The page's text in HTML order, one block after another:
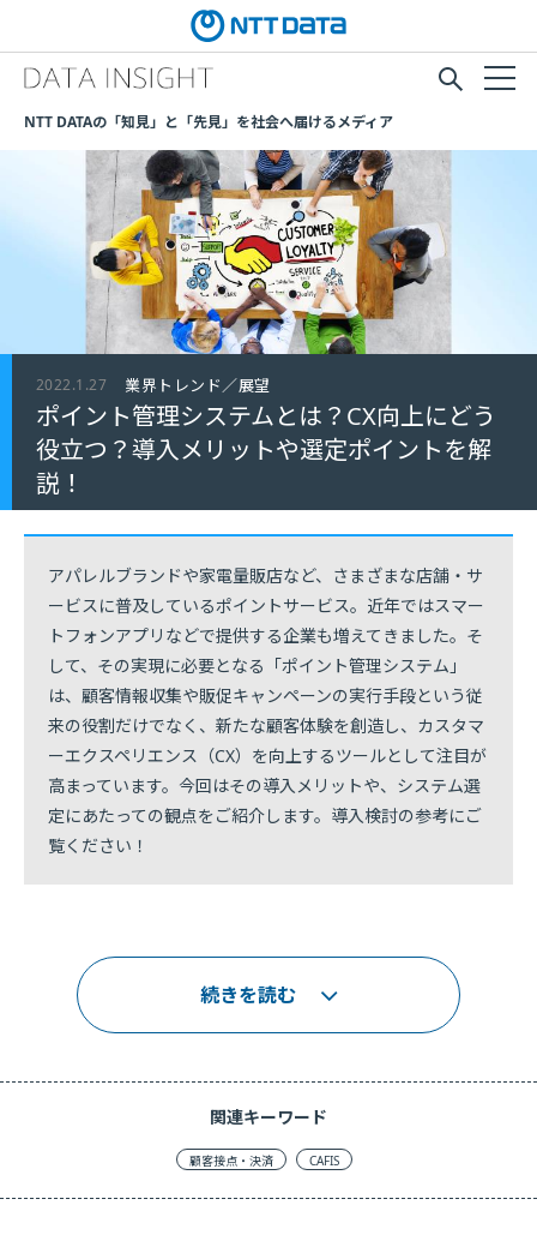
NTT DATAの「知見」と「先見」を社会へ届けるメディア
2022.1.27 業界トレンド／展望
ポイント管理システムとは？CX向上にどう
役立つ？導入メリットや選定ポイントを解
説！
アパレルブランドや家電量販店など、さまざまな店舗・サ
ービスに普及しているポイントサービス。近年ではスマー
トフォンアプリなどで提供する企業も増えてきました。そ
して、その実現に必要となる「ポイント管理システム」
は、顧客情報収集や販促キャンペーンの実行手段という従
来の役割だけでなく、新たな顧客体験を創造し、カスタマ
ーエクスペリエンス（CX）を向上するツールとして注目が
高まっています。今回はその導入メリットや、システム選
定にあたっての観点をご紹介します。導入検討の参考にご
覧ください！
続きを読む
関連キーワード
顧客接点・決済 CAFIS